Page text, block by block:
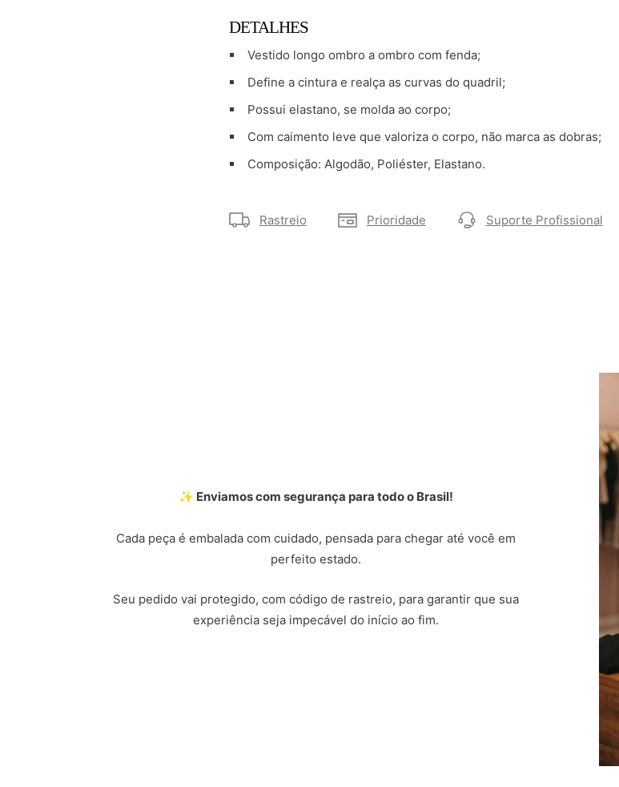
DETALHES
Vestido longo ombro a ombro com fenda;
Define a cintura e realça as curvas do quadril;
Possui elastano, se molda ao corpo;
Com caimento leve que valoriza o corpo, não marca as dobras;
Composição: Algodão, Poliéster, Elastano.
Rastreio Prioridade Suporte Profissional
✨ Enviamos com segurança para todo o Brasil!
Cada peça é embalada com cuidado, pensada para chegar até você em
perfeito estado.
Seu pedido vai protegido, com código de rastreio, para garantir que sua
experiência seja impecável do início ao fim.